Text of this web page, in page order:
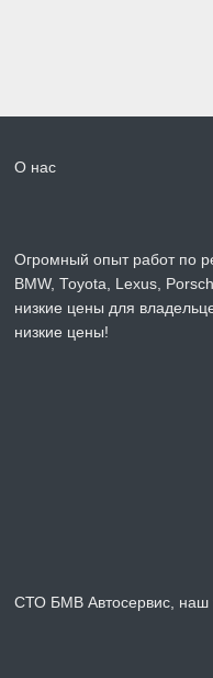
О нас
Огромный опыт работ по
BMW, Toyota, Lexus,
низкие цены для
низкие цены!
СТО БМВ Автосервис, наш